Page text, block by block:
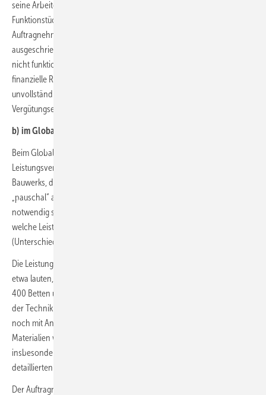
seine Arbeiten nicht einstellen darf, ohne die für die
Funktionstüchtigkeit notwendigen Muffen zu verbauen. Der
Auftragnehmer schuldet auf der Leistungsebene auch die nicht
ausgeschriebenen Muffen. Ohne diese ist sein Werk mangelhaft, da es
nicht funktionstüchtig ist. Die entscheidendere Frage ist aber, wer das
finanzielle Risiko dafür trägt, dass das Leistungsverzeichnis
unvollständig ist. Das entscheidet sich auf der sogenannten
Vergütungsebene.
b) im Global-Pauschalvertrag
Beim Global-Pauschalvertrag gibt es kein detailliertes
Leistungsverzeichnis, sondern in der Regel nur eine Beschreibung des
Bauwerks, das errichtet werden soll. Der Auftragnehmer verspricht
„pauschal“ alle Leistungen, die zur Erbringung des Werkerfolges
notwendig sind, ohne dass es eine Vorgabe des Auftraggebers gibt,
welche Leistungen der Auftragnehmer im „Detail“ erbringen muss
(Unterschied zum Detail-Pauschalvertrag).
Die Leistungsbeschreibung eines Global-Pauschalvertrags könnte
etwa lauten, dass sämtliche Sanitärarbeiten für ein Krankenhaus mit
400 Betten und einem Labor nach den allgemein anerkannten Regeln
der Technik herzustellen sind. Häufig wird die Leistungsbeschreibung
noch mit Ansichten des Gebäudes und Schnitten versehen, mehr
Materialien wird der Auftragnehmer jedoch nicht bekommen,
insbesondere kein detailliertes Leistungsverzeichnis mit der
detaillierten Auflistung der Positionen.
Der Auftragnehmer eines Global-Pauschalvertrages übernimmt die